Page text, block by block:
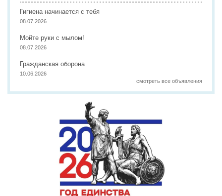
Гигиена начинается с тебя
08.07.2026
Мойте руки с мылом!
08.07.2026
Гражданская оборона
10.06.2026
смотреть все объявления